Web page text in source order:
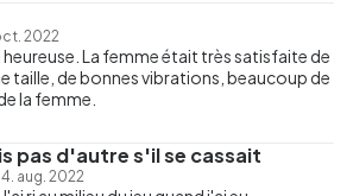
2022
heureuse. La femme était très satisfaite de
taille, de bonnes vibrations, beaucoup de
la femme.
pas d'autre s'il se cassait
4. aug. 2022